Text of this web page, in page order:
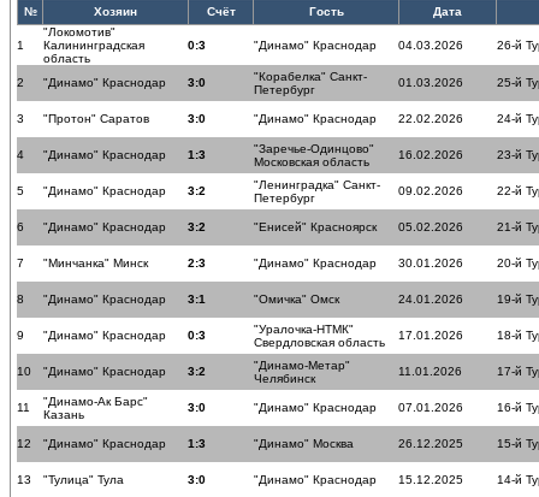
№ Хозяин Счёт Гость Дата
1
"Локомотив"
Калининградская
область
0:3 "Динамо" Краснодар 04.03.2026 26-й
2 "Динамо" Краснодар 3:0
"Корабелка" Санкт-
Петербург
01.03.2026 25-й
3 "Протон" Саратов 3:0 "Динамо" Краснодар 22.02.2026 24-й
4 "Динамо" Краснодар 1:3
"Заречье-Одинцово"
Московская область
16.02.2026 23-й
5 "Динамо" Краснодар 3:2
"Ленинградка" Санкт-
Петербург
09.02.2026 22-й
6 "Динамо" Краснодар 3:2 "Енисей" Красноярск 05.02.2026 21-й
7 "Минчанка" Минск 2:3 "Динамо" Краснодар 30.01.2026 20-й
8 "Динамо" Краснодар 3:1 "Омичка" Омск 24.01.2026 19-й
9 "Динамо" Краснодар 0:3
"Уралочка-НТМК"
Свердловская область
17.01.2026 18-й
10 "Динамо" Краснодар 3:2
"Динамо-Метар"
Челябинск
11.01.2026 17-й
11
"Динамо-Ак Барс"
Казань
3:0 "Динамо" Краснодар 07.01.2026 16-й
12 "Динамо" Краснодар 1:3 "Динамо" Москва 26.12.2025 15-й
13 "Тулица" Тула 3:0 "Динамо" Краснодар 15.12.2025 14-й